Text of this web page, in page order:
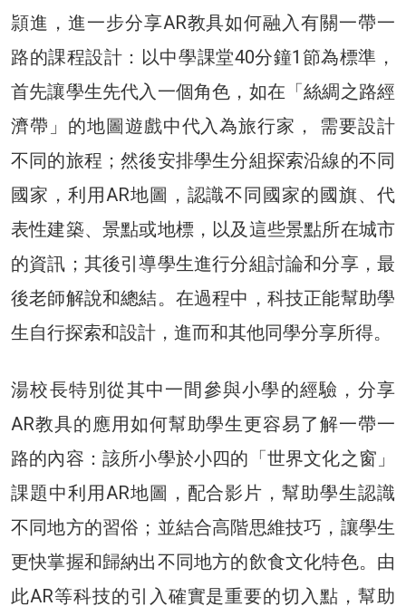
頴進，進一步分享AR教具如何融入有關一帶一
路的課程設計：以中學課堂40分鐘1節為標準，
首先讓學生先代入一個角色，如在「絲綢之路經
濟帶」的地圖遊戲中代入為旅行家， 需要設計
不同的旅程；然後安排學生分組探索沿線的不同
國家，利用AR地圖，認識不同國家的國旗、代
表性建築、景點或地標，以及這些景點所在城市
的資訊；其後引導學生進行分組討論和分享，最
後老師解說和總結。在過程中，科技正能幫助學
生自行探索和設計，進而和其他同學分享所得。
湯校長特別從其中一間參與小學的經驗，分享
AR教具的應用如何幫助學生更容易了解一帶一
路的內容：該所小學於小四的「世界文化之窗」
課題中利用AR地圖，配合影片，幫助學生認識
不同地方的習俗；並結合高階思維技巧，讓學生
更快掌握和歸納出不同地方的飲食文化特色。由
此AR等科技的引入確實是重要的切入點，幫助